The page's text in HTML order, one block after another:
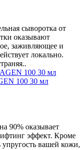
сыворотка от
оказывают
заживляющее и
локально.
100 30 мл
90% оказывает
эффект. Кроме
вашей кожи,